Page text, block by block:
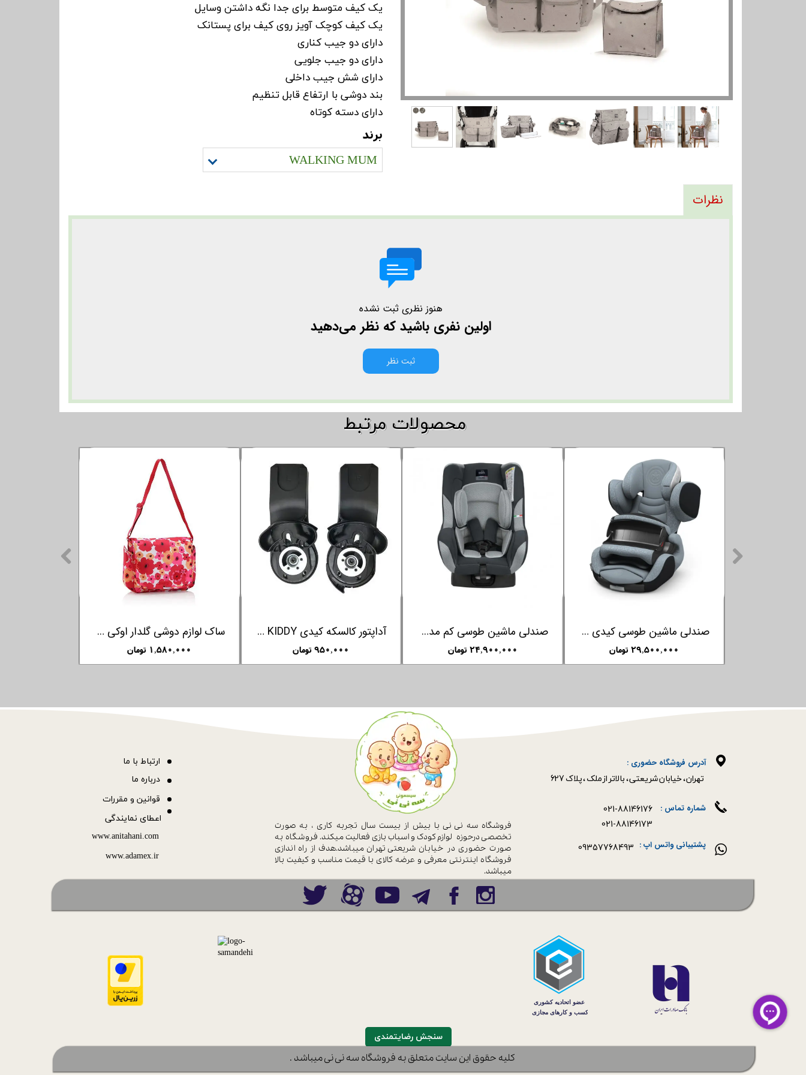
یک کیف متوسط برای جدا نگه داشتن وسایل
یک کیف کوچک آویز روی کیف برای پستانک
دارای دو جیب کناری
دارای دو جیب جلویی
دارای شش جیب داخلی
بند دوشی با ارتفاع قابل تنظیم
دارای دسته کوتاه
برند
WALKING MUM
نظرات
هنوز نظری ثبت نشده
اولین نفری باشید که نظر می‌دهید
ثبت نظر
ساک لوازم دوشی گلدار اوکی داگ OKIEDOG
۱,۵۸۰,۰۰۰ تومان
آداپتور کالسکه کیدی KIDDY مدل اوواستارلایت
۹۵۰,۰۰۰ تومان
صندلی ماشین طوسی کم مدل 139
۲۴,۹۰۰,۰۰۰ تومان
صندلی ماشین طوسی کیدی KIDDY مدل Phoenixfix 3
۲۹,۵۰۰,۰۰۰ تومان
​​محصولات مرتبط
021-88146176
آدرس فروشگاه حضوری :
​​​​​​​تهران ، خیابان شریعتی ، بالاتر از ملک ، پلاک 627​​​​​​​
قوانین و مقررات
ارتباط با ما
09357768493
درباره ما
اعطای نمایندگی
www.anitahani.com
www.ada​​​​​​​mex.ir
سه نی نی-خریدسیسمونی-فروشگاه نوزادوکودک-سیسمونی دخترانه-پسرانه-آدامکس
فروشگاه سه نی نی با بیش از بیست سال تجربه کاری ، به صورت
تخصصی درحوزه لوازم کودک و اسباب بازی فعالیت میکند. فروشگاه به
صورت حضوری در خیابان شریعتی تهران میباشد.هدف از راه اندازی
فروشگاه اینترنتی معرفی و عرضه کالای با قیمت مناسب و کیفیت بالا
میباشد.
شماره تماس :
پشتیبانی واتس اپ :
سنجش رضایتمندی
​کلیه حقوق این سایت متعلق به فروشگاه سه نی نی میباشد .